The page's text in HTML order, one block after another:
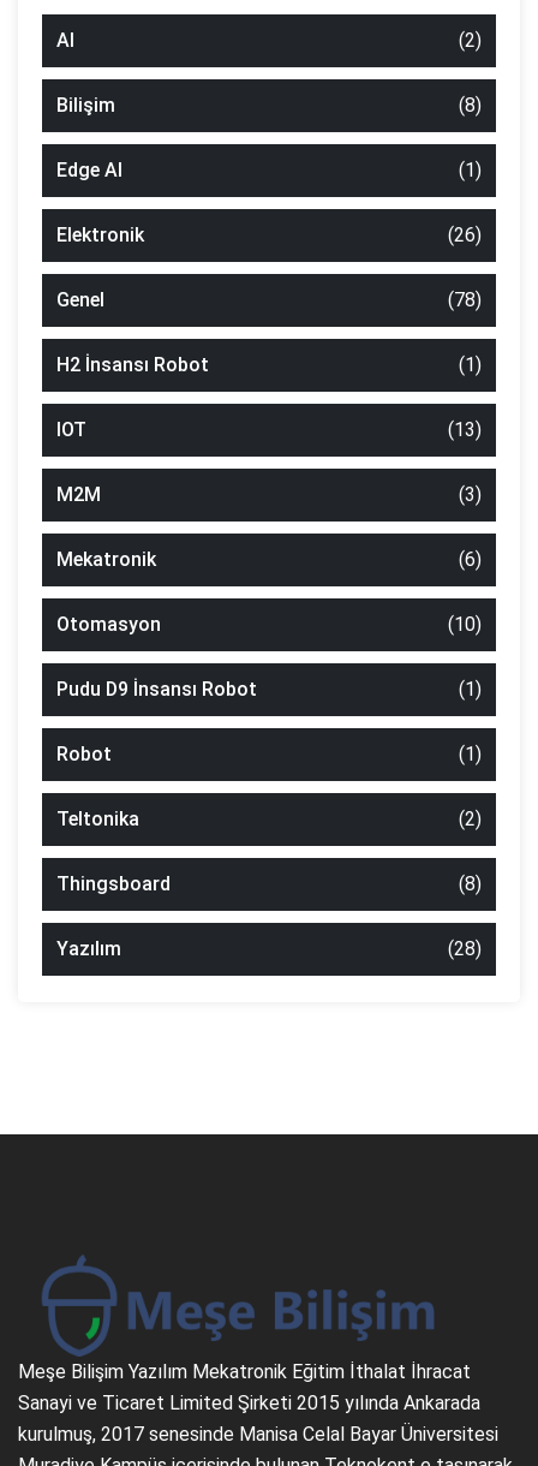
AI (2)
Bilişim (8)
Edge AI (1)
Elektronik (26)
Genel (78)
H2 İnsansı Robot (1)
IOT (13)
M2M (3)
Mekatronik (6)
Otomasyon (10)
Pudu D9 İnsansı Robot (1)
Robot (1)
Teltonika (2)
Thingsboard (8)
Yazılım (28)
Meşe Bilişim Yazılım Mekatronik Eğitim İthalat İhracat
Sanayi ve Ticaret Limited Şirketi 2015 yılında Ankarada
kurulmuş, 2017 senesinde Manisa Celal Bayar Üniversitesi